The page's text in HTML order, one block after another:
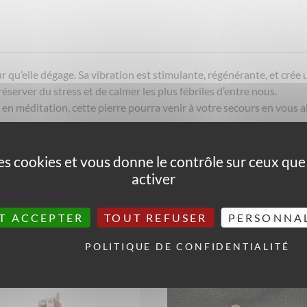
dégage. Sa vibration est stimulante, régénérante, et
du stress et de calmer les plus fébriles d’entre nous.
méditation, cette pierre pourra venir à votre secours en vous
utilisée en acupuncture pour aider les femmes pendant les
la créativité, alors si vous avez la fibre artistique, mettez le
ici
cookies et vous donne le contrôle sur ceux
activer
ACCEPTER TOUT REFUSER
POLITIQUE DE CONFIDENTIALITÉ